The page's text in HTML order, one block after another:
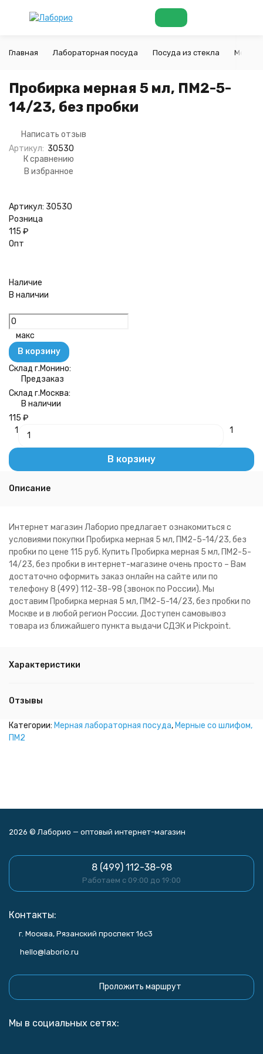
Главная Лабораторная посуда Посуда из стекла
Пробирка мерная 5 мл, ПМ2-5-
14/23, без пробки
Написать отзыв
Артикул: 30530
К сравнению
В избранное
Артикул: 30530
Розница
115 ₽
Опт
Наличие
В наличии
макс
В корзину
Склад г.Монино:
Предзаказ
Склад г.Москва:
В наличии
115 ₽
1
1
В корзину
Описание
Интернет магазин Лаборио предлагает ознакомиться с
условиями покупки Пробирка мерная 5 мл, ПМ2-5-14/23, без
пробки по цене 115 руб. Купить Пробирка мерная 5 мл, ПМ2-5-
14/23, без пробки в интернет-магазине очень просто – Вам
достаточно оформить заказ онлайн на сайте или по
телефону 8 (499) 112-38-98 (звонок по России). Мы
доставим Пробирка мерная 5 мл, ПМ2-5-14/23, без пробки по
Москве и в любой регион России. Доступен самовывоз
товара из ближайшего пункта выдачи СДЭК и Pickpoint.
Характеристики
Отзывы
Категории: Мерная лабораторная посуда, Мерные со шлифом,
ПМ2
2026 © Лаборио — оптовый интернет-магазин
8 (499) 112-38-98
Работаем с 09:00 до 19:00
Контакты:
г. Москва, Рязанский проспект 16с3
hello@laborio.ru
Проложить маршрут
Мы в социальных сетях: